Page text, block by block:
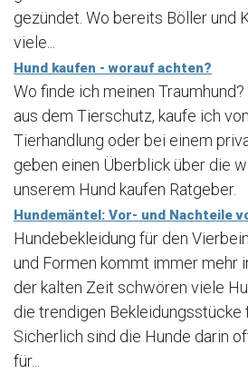
gezündet. Wo bereits Böller und
viele...
Hund kaufen - worauf achten?
Wo finde ich meinen
aus dem Tierschutz, kaufe ich
Tierhandlung oder bei einem
geben einen Überblick über die
unserem Hund kaufen Ratgeber.
Hundemäntel: Vor- und Nachteile
Hundebekleidung für den
und Formen kommt immer mehr
der kalten Zeit schwören viele
die trendigen Bekleidungsstücke
Sicherlich sind die Hunde darin
für...